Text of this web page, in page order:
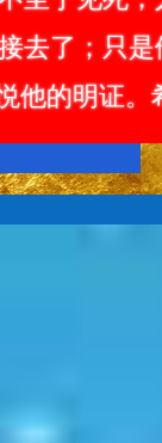
去了；只
他的明证